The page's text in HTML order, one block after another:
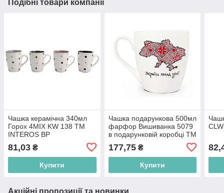
Подібні товари компанії
Чашка керамічна 340мл
Горох 4MIX KW 138 ТМ
INTEROS BP
81,03 ₴
Купити
Чашка подарункова 500мл
фарфор Вишиванка 5079
в подарунковій коробці ТМ
177,75₴
Купити
Акційні пропозиції та новинки